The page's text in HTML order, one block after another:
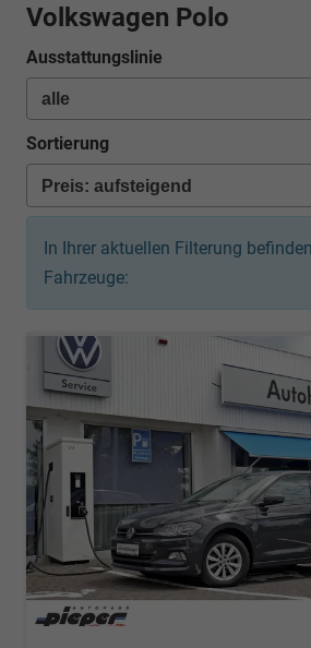
Volkswagen Polo
Ausstattungslinie
Sortierung
In Ihrer aktuellen Filterung
Fahrzeuge: